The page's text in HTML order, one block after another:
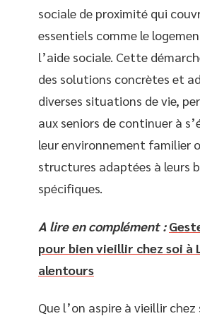
sociale de proximité qui
essentiels comme le
l’aide sociale. Cette
des solutions concrètes et
diverses situations de vie,
aux seniors de continuer à
leur environnement familier
structures adaptées à leurs
spécifiques.
A lire en complément :
pour bien vieillir chez soi à
alentours
Que l’on aspire à vieillir